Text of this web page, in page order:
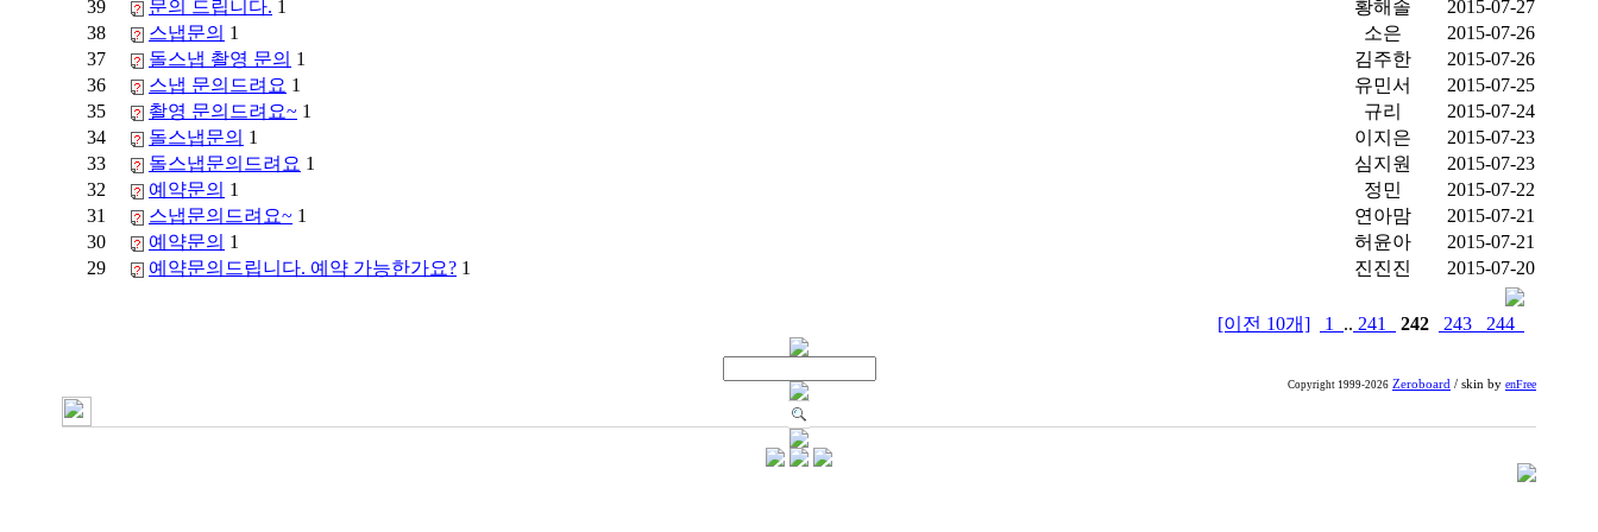
39 문의 드립니다. 1 황해솔
2015-07-27
38
스냅문의 1 소은
2015-07-26
37
돌스냅 촬영 문의 1 김주한
2015-07-26
36
스냅 문의드려요 1 유민서
2015-07-25
35
촬영 문의드려요~ 1 규리
2015-07-24
34
돌스냅문의 1 이지은
2015-07-23
33
돌스냅문의드려요 1 심지원
2015-07-23
32
예약문의 1 정민
2015-07-22
31
스냅문의드려요~ 1 연아맘
2015-07-21
30
예약문의 1 허윤아
2015-07-21
29
예약문의드립니다. 예약 가능한가요? 1 진진진 2015-07-20
[이전 10개] 1 .. 241 242 243 244
Copyright 1999-2026 Zeroboard / skin by enFree